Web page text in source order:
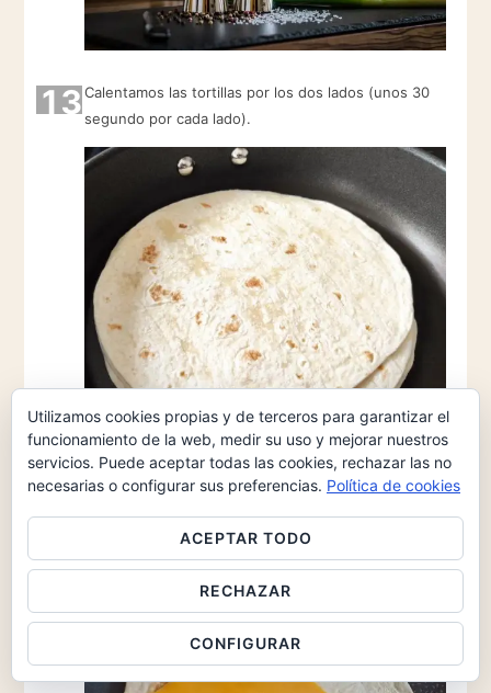
13Calentamos las tortillas por los dos lados (unos 30
segundo por cada lado).
MONTAJE
14Ponemos el queso encima de la fajita.
Utilizamos cookies propias y de terceros para garantizar el
funcionamiento de la web, medir su uso y mejorar nuestros
servicios. Puede aceptar todas las cookies, rechazar las no
necesarias o configurar sus preferencias. Política de cookies
ACEPTAR TODO
RECHAZAR
CONFIGURAR